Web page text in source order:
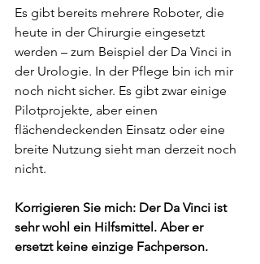
Es gibt bereits mehrere Roboter, die
heute in der Chirurgie eingesetzt
werden – zum Beispiel der Da Vinci in
der Urologie. In der Pflege bin ich mir
noch nicht sicher. Es gibt zwar einige
Pilotprojekte, aber einen
flächendeckenden Einsatz oder eine
breite Nutzung sieht man derzeit noch
nicht.
Korrigieren Sie mich: Der Da Vinci ist
sehr wohl ein Hilfsmittel. Aber er
ersetzt keine einzige Fachperson.